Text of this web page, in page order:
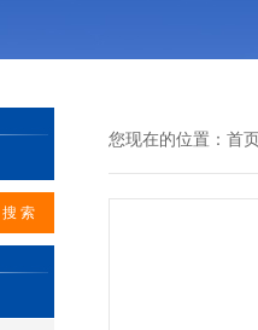
您现在的位置： 首页